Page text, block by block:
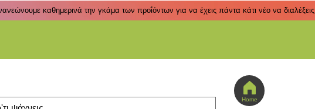
καθημερινά την γκάμα των προΐόντων για να έχεις πάντα κάτι νέο να διαλέξεις
Home